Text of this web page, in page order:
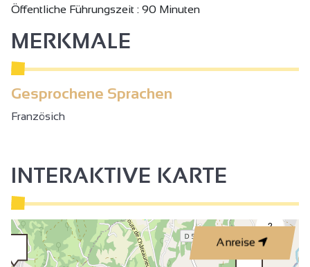
Öffentliche Führungszeit : 90 Minuten
MERKMALE
Gesprochene Sprachen
Französich
INTERAKTIVE KARTE
Anreise
2